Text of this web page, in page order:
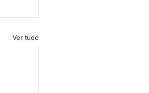
Ver tudo